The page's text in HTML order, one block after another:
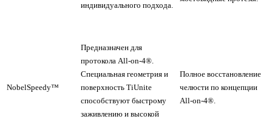
индивидуального подхода.
NobelSpeedy™
Предназначен для
протокола All-on-4®.
Специальная геометрия и
поверхность TiUnite
способствуют быстрому
заживлению и высокой
Полное восстановление
челюсти по концепции
All-on-4®.